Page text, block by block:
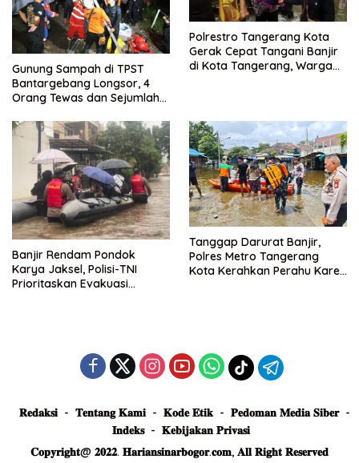
Gunung Sampah di TPST
Bantargebang Longsor, 4
Orang Tewas dan Sejumlah
Polrestro Tangerang Kota
Gerak Cepat Tangani Banjir
di Kota Tangerang, Warga
Banjir Rendam Pondok
Karya Jaksel, Polisi-TNI
Prioritaskan Evakuasi
Tanggap Darurat Banjir,
Polres Metro Tangerang
Kota Kerahkan Perahu Karet
𝐑𝐞𝐝𝐚𝐤𝐬𝐢 𝐓𝐞𝐧𝐭𝐚𝐧𝐠 𝐊𝐚𝐦𝐢 𝐊𝐨𝐝𝐞 𝐄𝐭𝐢𝐤
𝐏𝐞𝐝𝐨𝐦𝐚𝐧 𝐌𝐞𝐝𝐢𝐚 𝐒𝐢𝐛𝐞𝐫
𝐈𝐧𝐝𝐞𝐤𝐬
𝐊𝐞𝐛𝐢𝐣𝐚𝐤𝐚𝐧 𝐏𝐫𝐢𝐯𝐚𝐬𝐢
𝐂𝐨𝐩𝐲𝐫𝐢𝐠𝐡𝐭@ 𝟐𝟎𝟐𝟐. 𝐇𝐚𝐫𝐢𝐚𝐧𝐬𝐢𝐧𝐚𝐫𝐛𝐨𝐠𝐨𝐫.𝐜𝐨𝐦, 𝐀𝐥𝐥 𝐑𝐢𝐠𝐡𝐭 𝐑𝐞𝐬𝐞𝐫𝐯𝐞𝐝